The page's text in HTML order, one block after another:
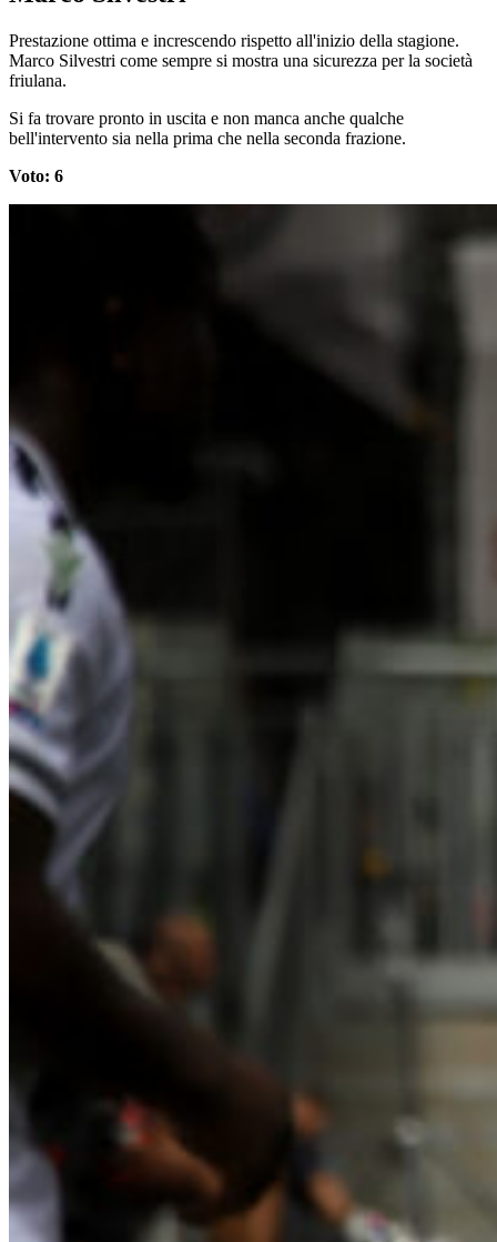
Prestazione ottima e increscendo rispetto all'inizio della stagione.
Marco Silvestri come sempre si mostra una sicurezza per la società
friulana.
Si fa trovare pronto in uscita e non manca anche qualche
bell'intervento sia nella prima che nella seconda frazione.
Voto: 6